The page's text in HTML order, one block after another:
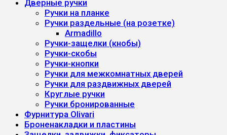
Дверные ручки
Ручки на планке
Ручки раздельные (на розетке)
Armadillo
Ручки-защелки (кнобы)
Ручки-скобы
Ручки-кнопки
Ручки для межкомнатных дверей
Ручки для раздвижных дверей
Круглые ручки
Ручки бронированные
Фурнитура Olivari
Броненакладки и пластины